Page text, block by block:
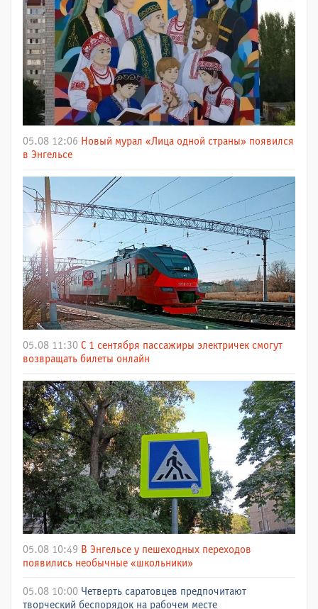
05.08 12:06 Новый мурал «Лица одной страны» появился
в Энгельсе
05.08 11:30 С 1 сентября пассажиры электричек смогут
возвращать билеты онлайн
05.08 10:49 В Энгельсе у пешеходных переходов
появились необычные «школьники»
05.08 10:00 Четверть саратовцев предпочитают
творческий беспорядок на рабочем месте